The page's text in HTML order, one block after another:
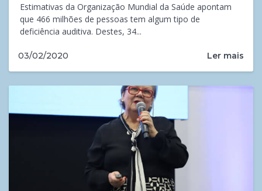
Estimativas da Organização Mundial da Saúde apontam
que 466 milhões de pessoas tem algum tipo de
deficiência auditiva. Destes, 34...
03/02/2020 Ler mais